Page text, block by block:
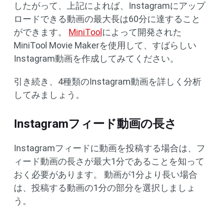
したがって、上記によれば、Instagramにアップ
ロードできる動画の最大長は60分に達すること
ができます。 MiniTool によって開発された
MiniTool Movie Makerを使用して、すばらしい
Instagram動画を作成してみてください。
引き続き、4種類のInstagram動画を詳しく分析
してみましょう。
Instagramフィード動画の長さ
Instagramフィードに動画を投稿する場合は、フ
ィード動画の長さが最大1分であることを知って
おく必要があります。 動画が1分より長い場合
は、投稿する動画の1分の部分を選択しましょ
う。